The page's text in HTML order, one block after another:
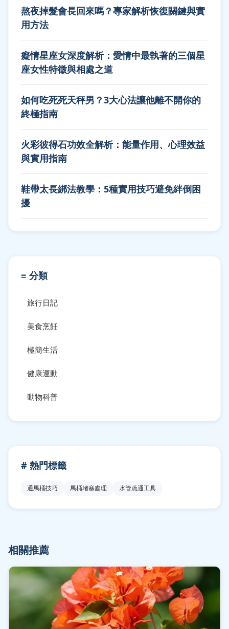
熬夜掉髮會長回來嗎？專家解析恢復關鍵與實
用方法
癡情星座女深度解析：愛情中最執著的三個星
座女性特徵與相處之道
如何吃死死天秤男？3大心法讓他離不開你的
終極指南
火彩彼得石功效全解析：能量作用、心理效益
與實用指南
鞋帶太長綁法教學：5種實用技巧避免絆倒困
擾
≡ 分類
旅行日記
美食烹飪
極簡生活
健康運動
動物科普
# 熱門標籤
通馬桶技巧 馬桶堵塞處理 水管疏通工具
相關推薦